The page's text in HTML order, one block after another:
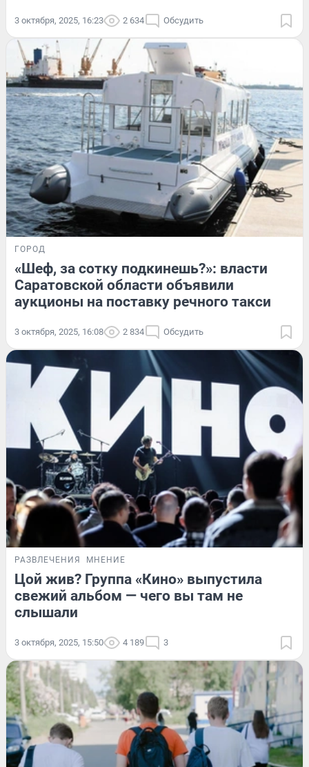
3 октября, 2025, 16:23 2 634 Обсудить
ГОРОД
«Шеф, за сотку подкинешь?»: власти
Саратовской области объявили
аукционы на поставку речного такси
3 октября, 2025, 16:08 2 834 Обсудить
РАЗВЛЕЧЕНИЯ МНЕНИЕ
Цой жив? Группа «Кино» выпустила
свежий альбом — чего вы там не
слышали
3 октября, 2025, 15:50 4 189 3